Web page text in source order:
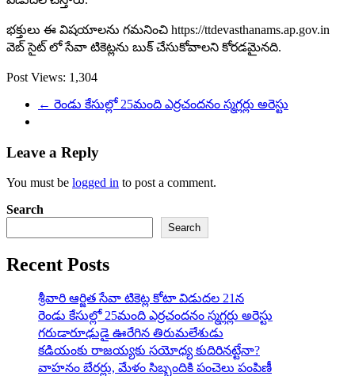
భక్తులు ఈ విషయాలను గమనించి https://ttdevasthanams.ap.gov.in
వెబ్ సైట్ లో సేవా టికెట్లను బుక్ చేసుకోవాలని కోరడమైనది.
Post Views: 1,304
← రెండు కేసుల్లో 25మంది ఎర్రచందనం స్మగ్లర్లు అరెస్టు
Leave a Reply
You must be logged in to post a comment.
Search
Search
Recent Posts
శ్రీవారి ఆర్జిత సేవా టికెట్ల కోటా విడుదల 21న
రెండు కేసుల్లో 25మంది ఎర్రచందనం స్మగ్లర్లు అరెస్టు
గరుడారూఢుడై ఊరేగిన తిరుమలేశుడు
కడియంకు రాజయ్యకు సయోధ్య కుదిరినట్టేనా?
వాహ‌నం బేర‌ర్లు, మేళం సిబ్బందికి పంచెలు పంపిణీ